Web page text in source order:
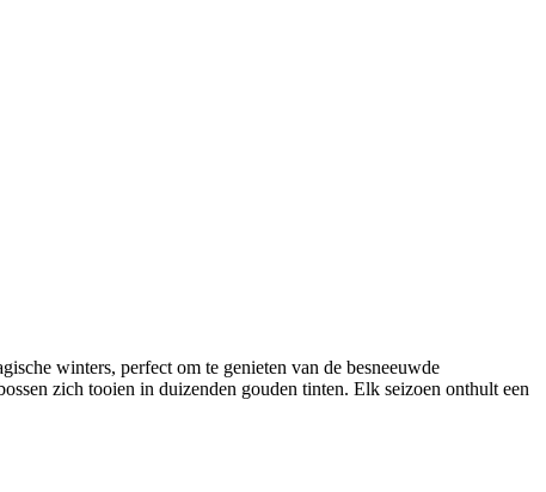
winters, perfect om te genieten van de besneeuwde
zich tooien in duizenden gouden tinten. Elk seizoen onthult een